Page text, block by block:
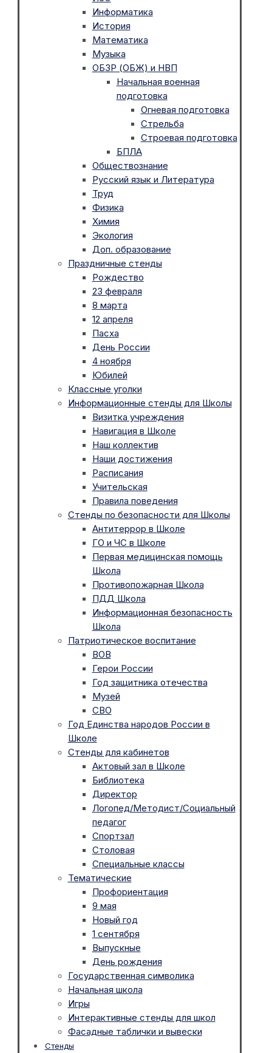
Информатика
История
Математика
Музыка
ОБЗР (ОБЖ) и НВП
Начальная военная
подготовка
Огневая подготовка
Стрельба
Строевая подготовка
БПЛА
Обществознание
Русский язык и Литература
Труд
Физика
Химия
Экология
Доп. образование
Праздничные стенды
Рождество
23 февраля
8 марта
12 апреля
Пасха
День России
4 ноября
Юбилей
Классные уголки
Информационные стенды для Школы
Визитка учреждения
Навигация в Школе
Наш коллектив
Наши достижения
Расписания
Учительская
Правила поведения
Стенды по безопасности для Школы
Антитеррор в Школе
ГО и ЧС в Школе
Первая медицинская помощь
Школа
Противопожарная Школа
ПДД Школа
Информационная безопасность
Школа
Патриотическое воспитание
ВОВ
Герои России
Год защитника отечества
Музей
СВО
Год Единства народов России в
Школе
Стенды для кабинетов
Актовый зал в Школе
Библиотека
Директор
Логопед/Методист/Социальный
педагог
Спортзал
Столовая
Специальные классы
Тематические
Профориентация
9 мая
Новый год
1 сентября
Выпускные
День рождения
Государственная символика
Начальная школа
Игры
Интерактивные стенды для школ
Фасадные таблички и вывески
Стенды